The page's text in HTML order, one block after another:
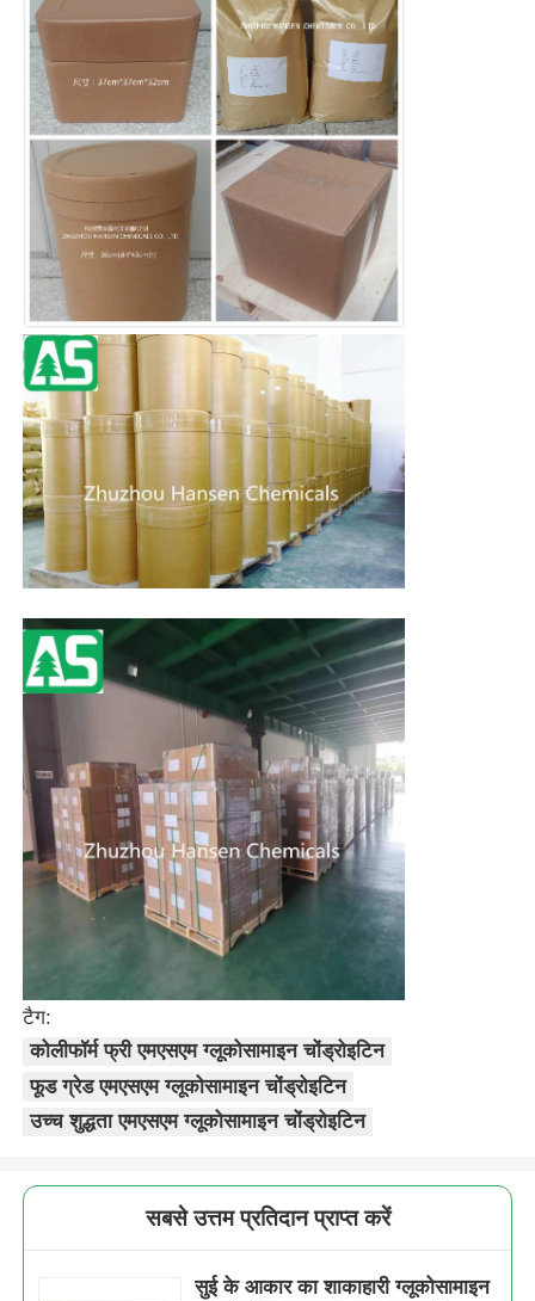
टैग:
कोलीफॉर्म फ्री एमएसएम ग्लूकोसामाइन चोंड्रोइटिन
फूड ग्रेड एमएसएम ग्लूकोसामाइन चोंड्रोइटिन
उच्च शुद्धता एमएसएम ग्लूकोसामाइन चोंड्रोइटिन
सबसे उत्तम प्रतिदान प्राप्त करें
सुई के आकार का शाकाहारी ग्लूकोसामाइन